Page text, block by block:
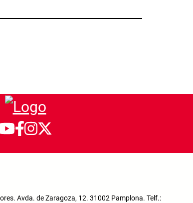
Avda. de Zaragoza, 12. 31002 Pamplona. Telf.: